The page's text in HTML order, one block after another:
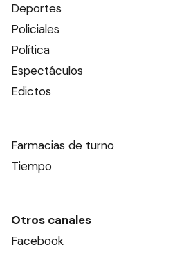
Deportes
Policiales
Política
Espectáculos
Edictos
Farmacias de turno
Tiempo
Otros canales
Facebook